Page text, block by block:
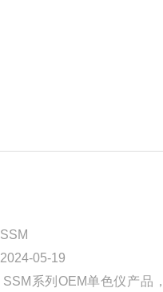
SSM
2024-05-19
SSM系列OEM单色仪产品